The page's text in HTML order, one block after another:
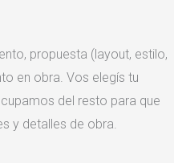
propuesta (layout, estilo,
en obra. Vos elegís tu
del resto para que
y detalles de obra.